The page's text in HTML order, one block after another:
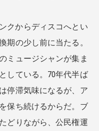
クからディスコへとい
期の少し前に当たる。
ミュージシャンが集ま
している。70年代半ば
停滞気味になるが、ア
保ち続けるからだ。ブ
どりながら、公民権運